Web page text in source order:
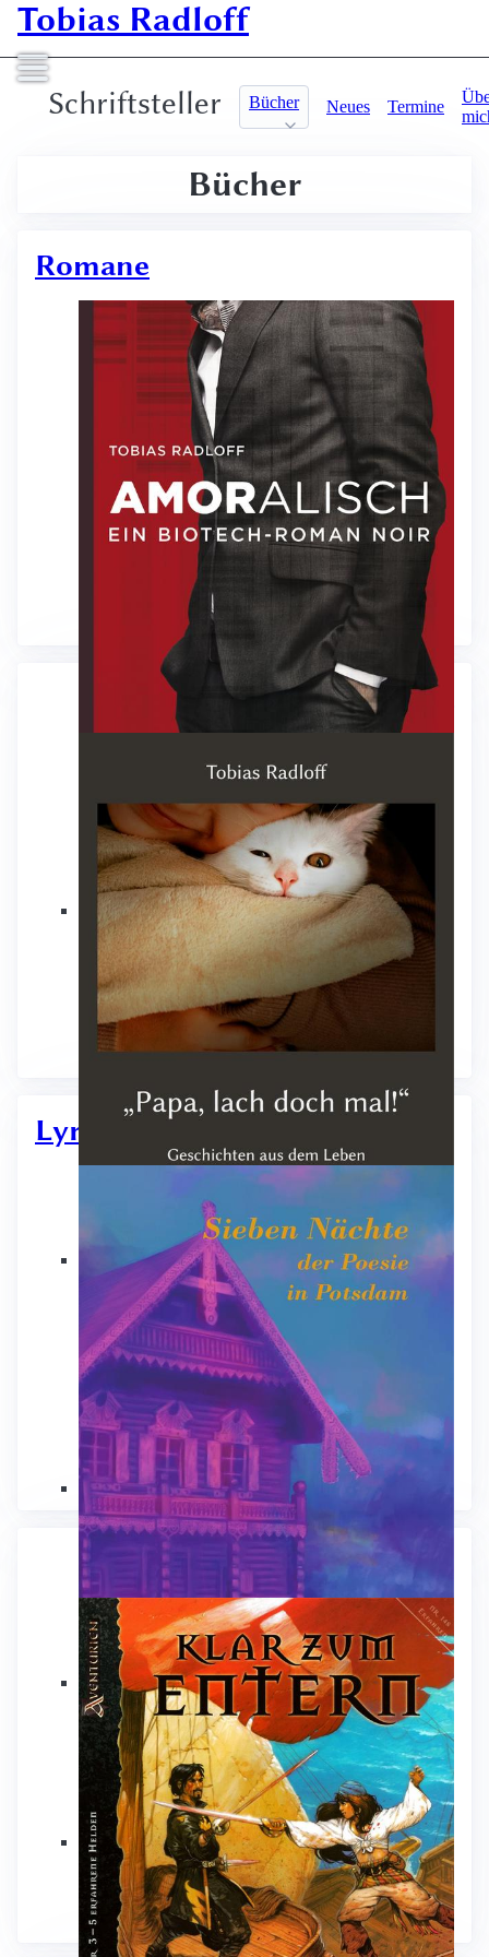
Tobias Radloff
Schriftsteller Bücher Neues Termine
Bücher
Romane
Amoralisch
Schwarzspeicher
Kurzprosa
Papa, lach doch mal!
Blinde Flecken
Lyrik & Slam Poetry
Skorbut, Olivias Führerschein und ich
Weitere Texte